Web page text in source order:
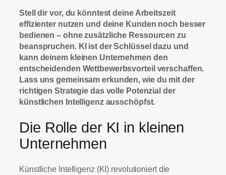
Stell dir vor, du könntest deine Arbeitszeit
effizienter nutzen und deine Kunden noch besser
bedienen – ohne zusätzliche Ressourcen zu
beanspruchen. KI ist der Schlüssel dazu und
kann deinem kleinen Unternehmen den
entscheidenden Wettbewerbsvorteil verschaffen.
Lass uns gemeinsam erkunden, wie du mit der
richtigen Strategie das volle Potenzial der
künstlichen Intelligenz ausschöpfst.
Die Rolle der KI in kleinen
Unternehmen
Künstliche Intelligenz (KI) revolutioniert die